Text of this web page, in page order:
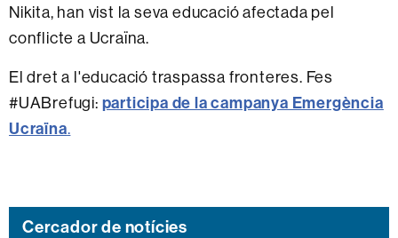
Nikita, han vist la seva educació afectada pel
conflicte a Ucraïna.
El dret a l'educació traspassa fronteres. Fes
#UABrefugi: participa de la campanya Emergència
Ucraïna.
Cercador de notícies